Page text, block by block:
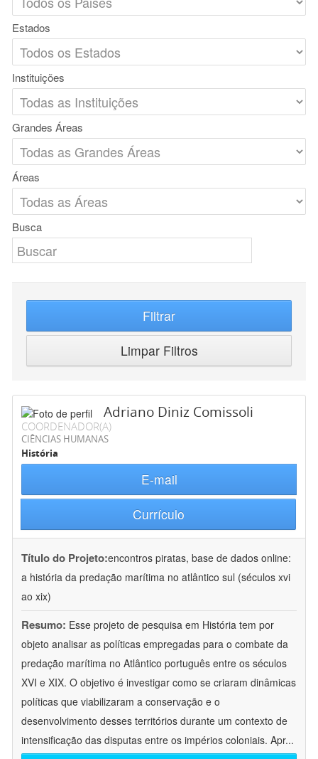
Estados
Instituições
Grandes Áreas
Áreas
Busca
Filtrar
Limpar Filtros
Adriano Diniz Comissoli
COORDENADOR(A)
CIÊNCIAS HUMANAS
História
E-mail
Currículo
Título do Projeto:encontros piratas, base de dados online:
a história da predação marítima no atlântico sul (séculos xvi
ao xix)
Resumo: Esse projeto de pesquisa em História tem por
objeto analisar as políticas empregadas para o combate da
predação marítima no Atlântico português entre os séculos
XVI e XIX. O objetivo é investigar como se criaram dinâmicas
políticas que viabilizaram a conservação e o
desenvolvimento desses territórios durante um contexto de
intensificação das disputas entre os impérios coloniais. Apr...